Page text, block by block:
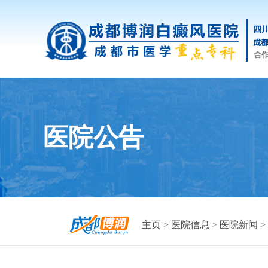
医院公告
主页 > 医院信息 > 医院新闻 >